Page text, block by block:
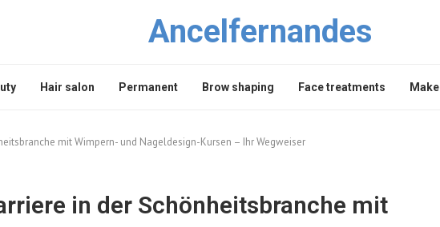
Ancelfernandes
Hair salon Permanent Brow shaping Face treatments
mit Wimpern- und Nageldesign-Kursen – Ihr Wegweiser
in der Schönheitsbranche mit